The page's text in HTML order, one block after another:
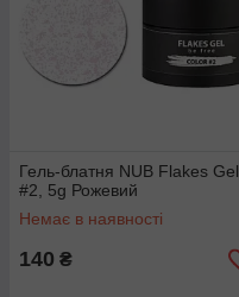
Гель-блатня NUB Flakes Gel
#2, 5g Рожевий
Немає в наявності
140 ₴